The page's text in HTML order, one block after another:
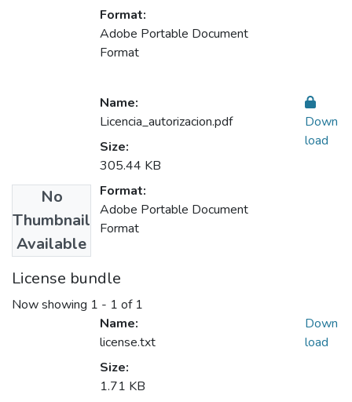
Format:
Adobe Portable Document
Format
No
Thumbnail
Available
Name:
Licencia_autorizacion.pdf
Size:
305.44 KB
Format:
Adobe Portable Document
Format
Down
load
License bundle
Now showing 1 - 1 of 1
Name:
license.txt
Size:
1.71 KB
Down
load